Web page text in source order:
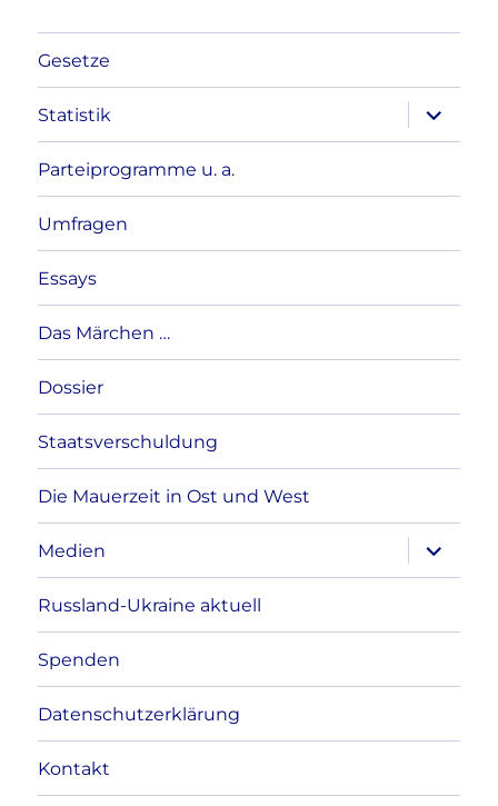
Gesetze
Statistik
anzeigen
Parteiprogramme u. a.
Umfragen
Essays
Das Märchen …
Dossier
Staatsverschuldung
Die Mauerzeit in Ost und West
Medien
anzeigen
Russland-Ukraine aktuell
Spenden
Datenschutzerklärung
Kontakt